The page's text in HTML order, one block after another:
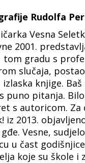
Rudolfa
Vesna
2001.
gradu s
slučaja,
knjige.
puno pitanja.
s autoricom.
2013.
Vesne,
u čast
koje su škole